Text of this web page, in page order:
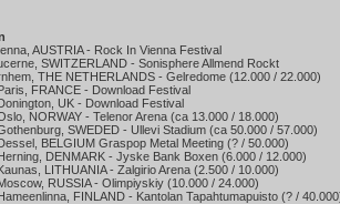
AUSTRIA - Rock In Vienna Festival
SWITZERLAND - Sonisphere Allmend Rockt
THE NETHERLANDS - Gelredome (12.000 / 22.000)
FRANCE - Download Festival
UK - Download Festival
NORWAY - Telenor Arena (ca 13.000 / 18.000)
SWEDED - Ullevi Stadium (ca 50.000 / 57.000)
BELGIUM Graspop Metal Meeting (? / 50.000)
DENMARK - Jyske Bank Boxen (6.000 / 12.000)
LITHUANIA - Zalgirio Arena (2.500 / 10.000)
RUSSIA - Olimpiyskiy (10.000 / 24.000)
FINLAND - Kantolan Tapahtumapuisto (? /